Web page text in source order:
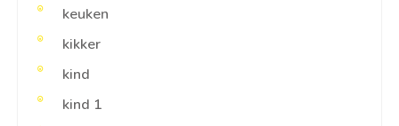
keuken
kikker
kind
kind 1